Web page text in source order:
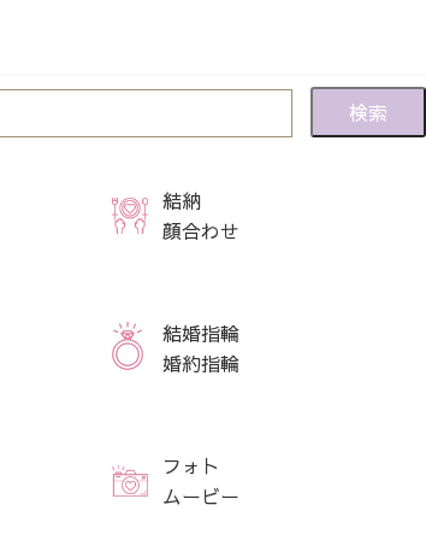
結納
顔合わせ
結婚指輪
婚約指輪
フォト
ムービー